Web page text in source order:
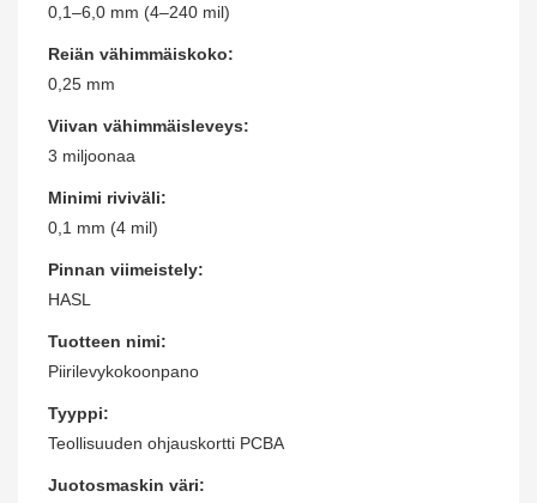
0,1–6,0 mm (4–240 mil)
Reiän vähimmäiskoko:
0,25 mm
Viivan vähimmäisleveys:
3 miljoonaa
Minimi riviväli:
0,1 mm (4 mil)
Pinnan viimeistely:
HASL
Tuotteen nimi:
Piirilevykokoonpano
Tyyppi:
Teollisuuden ohjauskortti PCBA
Juotosmaskin väri: